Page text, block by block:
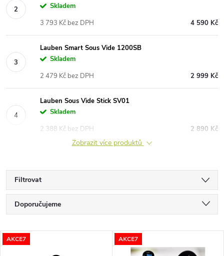
Skladem
4 590 Kč
3 793 Kč bez DPH
Lauben Smart Sous Vide 1200SB
Skladem
2 999 Kč
2 479 Kč bez DPH
Lauben Sous Vide Stick SV01
Skladem
2 890 Kč
2 388 Kč bez DPH
Zobrazit více produktů
Filtrovat
Ř
a
Doporučujeme
Nejdražší
V
AKCE7 AKCE7